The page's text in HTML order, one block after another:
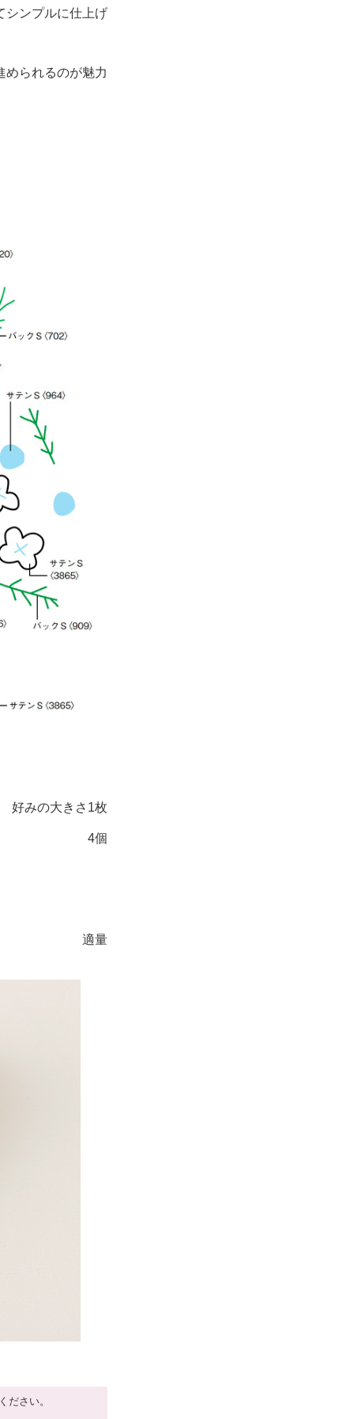
シンプルに仕上げ
められるのが魅力
好みの大きさ1枚
4個
適量
ださい。